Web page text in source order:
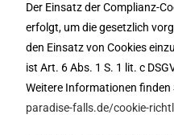
Der Einsatz der Complianz-
erfolgt, um die gesetzlich
den Einsatz von Cookies
ist Art. 6 Abs. 1 S. 1 lit. c
Weitere Informationen finden
paradise-falls.de/cookie-